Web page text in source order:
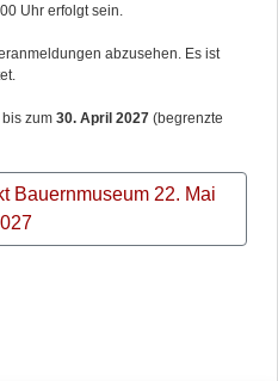
Uhr erfolgt sein.
abzusehen. Es ist
zum 30. April 2027 (begrenzte
Bauernmuseum 22. Mai